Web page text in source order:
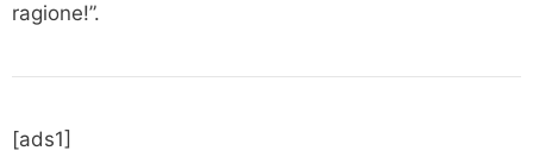
ragione!”.
[ads1]